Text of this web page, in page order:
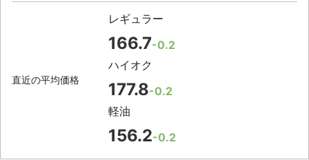
直近の平均価格
レギュラー
166.7-0.2
ハイオク
177.8-0.2
軽油
156.2-0.2